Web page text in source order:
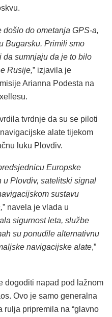
do ometanja GPS-a,
Bugarsku. Primili smo
da sumnjaju da je to bilo
Rusije,” izjavila je
Arianna Podesta na
tvrdnje da su se piloti
alate tijekom
luku Plovdiv.
Europske
u Plovdiv, satelitski signal
sustavu
” navela je vlada u
sigurnost leta, službe
su ponudile alternativnu
navigacijske alate,”
dogoditi napad pod lažnom
Ovo je samo generalna
rulja pripremila na “glavno